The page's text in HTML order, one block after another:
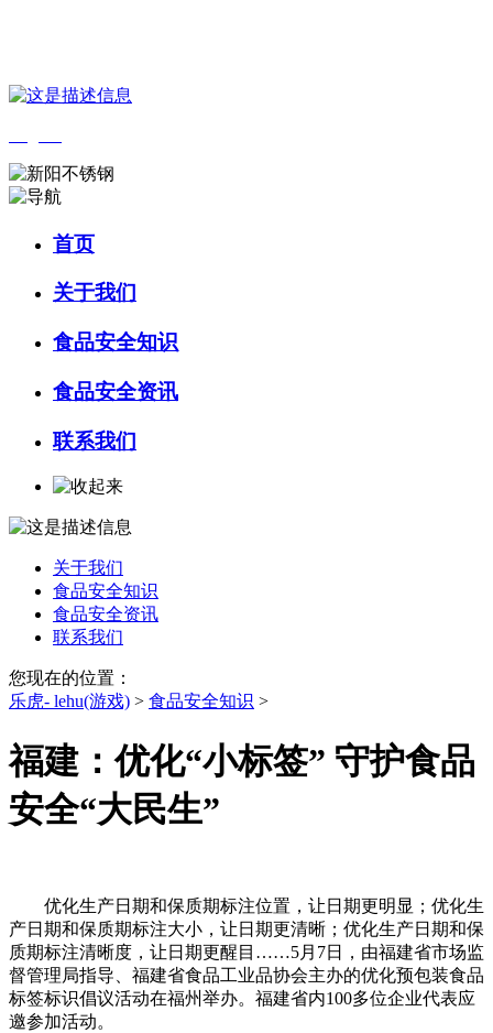
首页
关于我们
食品安全知识
食品安全资讯
联系我们
关于我们
食品安全知识
食品安全资讯
联系我们
您现在的位置：
乐虎- lehu(游戏) > 食品安全知识 >
福建：优化“小标签” 守护食品
安全“大民生”
优化生产日期和保质期标注位置，让日期更明显；优化生
产日期和保质期标注大小，让日期更清晰；优化生产日期和保
质期标注清晰度，让日期更醒目……5月7日，由福建省市场监
督管理局指导、福建省食品工业品协会主办的优化预包装食品
标签标识倡议活动在福州举办。福建省内100多位企业代表应
邀参加活动。